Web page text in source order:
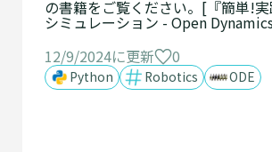
の書籍をご覧ください。[『簡単!
シミュレーション - Open
12/9/2024に更新
0
Python Robotics ODE